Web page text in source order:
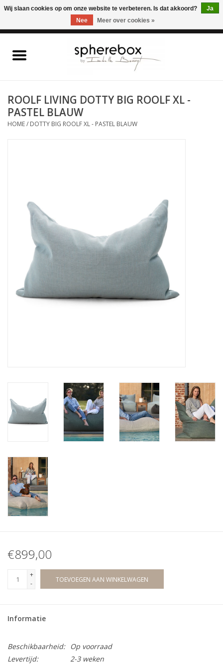
Home
MEUBELEN
OUTLET
ROOLF LIVING DOTTY BIG ROOLF XL -
PASTEL BLAUW
HOME/ DOTTY BIG ROOLF XL - PASTEL BLAUW
€899,00
+
-
TOEVOEGEN AAN WINKELWAGEN
Informatie
Beschikbaarheid:
Op voorraad
Levertijd:
2-3 weken
Wij slaan cookies op om onze website te verbeteren. Is dat akkoord?
Ja
Nee
Meer over cookies »
ONLINE WINKEL VOOR WOONACCESSOIRES, MEUBELEN & KUNST – GRATIS